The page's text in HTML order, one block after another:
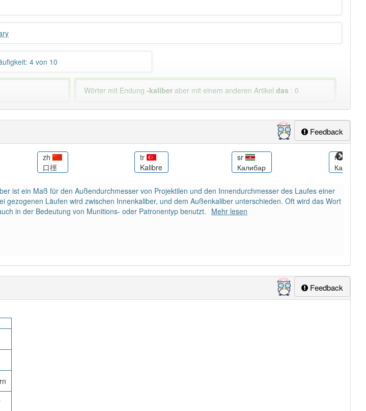
4 von 10
Wörter mit Endung-kaliber aber mit einem anderen Artikeldas : 0
Feedback
zh
口徑
tr
Kalibre
sr
Калибар
ru
Калибр
ist ein Maß für den Außendurchmesser von Projektilen und den Innendurchmesser des Laufes einer
gezogenen Läufen wird zwischen Innenkaliber, und dem Außenkaliber unterschieden. Oft wird das Wort
in der Bedeutung von Munitions- oder Patronentyp benutzt. Mehr lesen
Feedback